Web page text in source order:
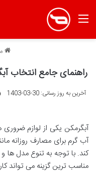
منو
راهنمای جامع انتخاب
آخرین به روز رسانی: 30-03-1403
آبگرمکن یکی از لوازم
آب گرم برای مصارف روزانه
‌کند. با توجه به تنوع مدل‌ ها
مناسب ‌ترین گزینه می ‌تواند